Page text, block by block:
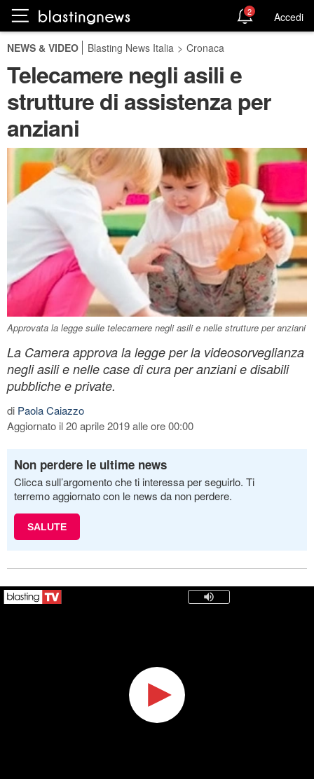
2 Accedi
NEWS & VIDEO Blasting News Italia > Cronaca
Telecamere negli asili e
strutture di assistenza per
anziani
Approvata la legge sulle telecamere negli asili e nelle strutture per anziani
La Camera approva la legge per la videosorveglianza
negli asili e nelle case di cura per anziani e disabili
pubbliche e private.
di Paola Caiazzo
Aggiornato il 20 aprile 2019 alle ore 00:00
Non perdere le ultime news
Clicca sull’argomento che ti interessa per seguirlo. Ti
terremo aggiornato con le news da non perdere.
SALUTE